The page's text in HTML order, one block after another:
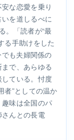
な恋愛を乗り
を道しるべに
。「読者が“最
る手助けをした
も夫婦関係の
で、あらゆる
ている。忖度
者”としての温か
味は全国のパ
んとの長電